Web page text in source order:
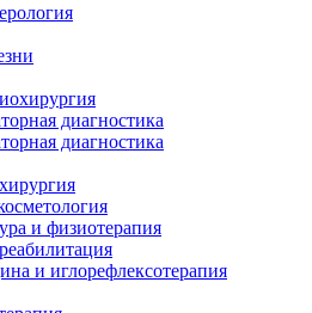
диагностика
диагностика
и физиотерапия
и иглорефлексотерапия